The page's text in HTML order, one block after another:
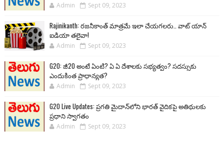
Admin Sept 09, 2023
Rajinikanth: రజనీకాంత్ మాత్రమే ఇలా చేయగలరు.. వాట్ యాన్
ఐడియా తలైవా!
Admin Sept 09, 2023
G20: జీ20 అంటే ఏంటి? ఏ ఏ దేశాలకు సభ్యత్వం? సదస్సుకు
ఎందుకింత ప్రాధాన్యత?
Admin Sept 09, 2023
G20 Live Updates: ప్రగతి మైదాన్‌లోని భారత్ వైదికపై అతిథులకు
ప్రధాని స్వాగతం
Admin Sept 09, 2023